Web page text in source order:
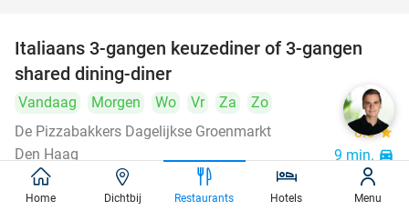
50%
Italiaans 3-gangen keuzediner of 3-gangen
shared dining-diner
Vandaag Morgen Wo Vr Za
Zo
De Pizzabakkers Dagelijkse Groenmarkt
8.5star
Den Haag 9 min. directions_car
Verkocht: 760 Regulier ,95
Home Dichtbij Restaurants Hotels Menu